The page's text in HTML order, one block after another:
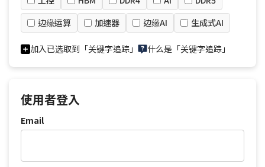
边缘运算
加速器 边缘AI 生成式AI
加入已选取到「关键字追踪」 什么是「关键字追踪」
使用者登入
Email